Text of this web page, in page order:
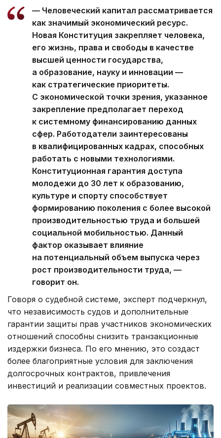
— Человеческий капитал рассматривается
как значимый экономический ресурс.
Новая Конституция закрепляет человека,
его жизнь, права и свободы в качестве
высшей ценности государства,
а образование, науку и инновации —
как стратегические приоритеты.
С экономической точки зрения, указанное
закрепление предполагает переход
к системному финансированию данных
сфер. Работодатели заинтересованы
в квалифицированных кадрах, способных
работать с новыми технологиями.
Конституционная гарантия доступа
молодежи до 30 лет к образованию,
культуре и спорту способствует
формированию поколения с более высокой
производительностью труда и большей
социальной мобильностью. Данный
фактор оказывает влияние
на потенциальный объем выпуска через
рост производительности труда, —
говорит он.
Говоря о судебной системе, эксперт подчеркнул,
что независимость судов и дополнительные
гарантии защиты прав участников экономических
отношений способны снизить транзакционные
издержки бизнеса. По его мнению, это создаст
более благоприятные условия для заключения
долгосрочных контрактов, привлечения
инвестиций и реализации совместных проектов.